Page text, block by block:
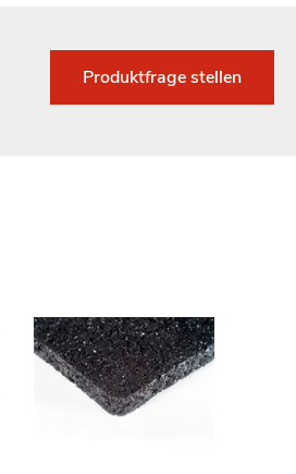
Produktfrage stellen